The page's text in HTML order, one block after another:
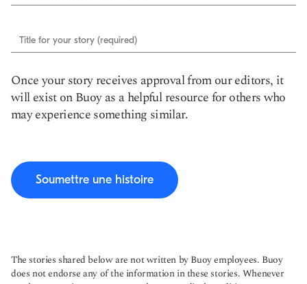
Title for your story (required)
Once your story receives approval from our editors, it
will exist on Buoy as a helpful resource for others who
may experience something similar.
Soumettre une histoire
The stories shared below are not written by Buoy employees. Buoy
does not endorse any of the information in these stories. Whenever